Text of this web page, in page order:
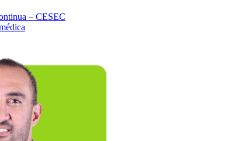
– CESEC